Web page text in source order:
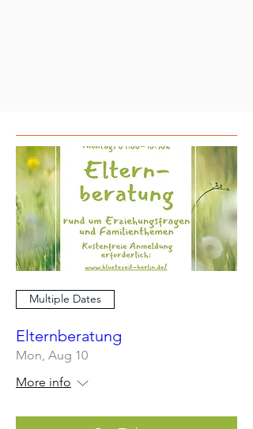
Multiple Dates
Elternberatung
Mon, Aug 10
More info